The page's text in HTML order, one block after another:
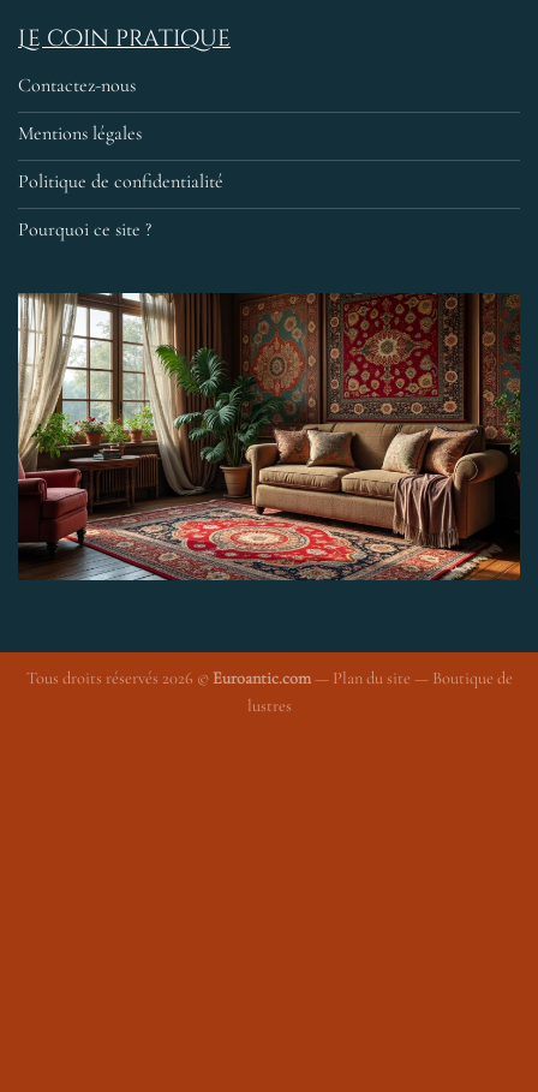
Le coin pratique
Contactez-nous
Mentions légales
Politique de confidentialité
Pourquoi ce site ?
Tous droits réservés 2026 ©Euroantic.com— Plan du site — Boutique de
lustres